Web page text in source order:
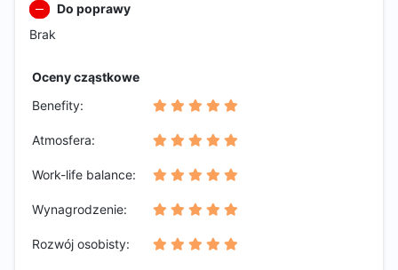
Do poprawy
Brak
Oceny cząstkowe
Benefity:
Atmosfera:
Work-life balance:
Wynagrodzenie:
Rozwój osobisty: